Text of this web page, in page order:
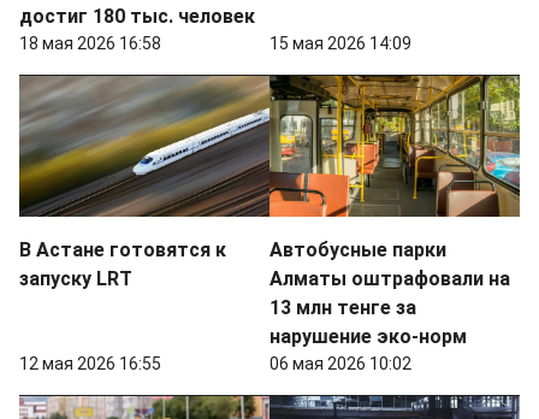
достиг 180 тыс. человек
18 мая 2026 16:58 15 мая 2026 14:09
В Астане готовятся к
запуску LRT
12 мая 2026 16:55
Автобусные парки
Алматы оштрафовали на
13 млн тенге за
нарушение эко-норм
06 мая 2026 10:02